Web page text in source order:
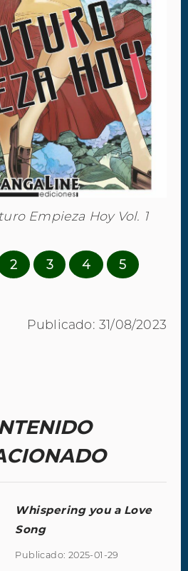
Empieza Hoy Vol. 1
2 3 4 5
Publicado: 31/08/2023
Whispering you a Love
Song
Publicado: 2025-01-29